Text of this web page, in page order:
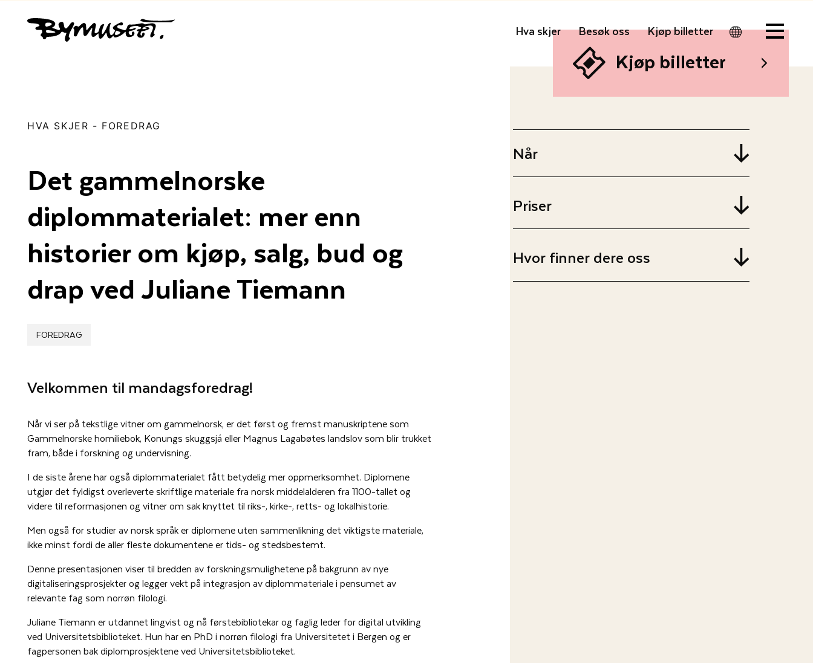
Hva skjer Besøk oss Kjøp billetter
Men
Kjøp billetter
HVA SKJER - FOREDRAG
Det gammelnorske
diplommaterialet: mer enn
historier om kjøp, salg, bud og
drap ved Juliane Tiemann
FOREDRAG
Velkommen til mandagsforedrag!
Når vi ser på tekstlige vitner om gammelnorsk, er det først og fremst manuskriptene som
Gammelnorske homiliebok, Konungs skuggsjá eller Magnus Lagabøtes landslov som blir trukket
fram, både i forskning og undervisning.
I de siste årene har også diplommaterialet fått betydelig mer oppmerksomhet. Diplomene
utgjør det fyldigst overleverte skriftlige materiale fra norsk middelalderen fra 1100-tallet og
videre til reformasjonen og vitner om sak knyttet til riks-, kirke-, retts- og lokalhistorie.
Men også for studier av norsk språk er diplomene uten sammenlikning det viktigste materiale,
ikke minst fordi de aller fleste dokumentene er tids- og stedsbestemt.
Denne presentasjonen viser til bredden av forskningsmulighetene på bakgrunn av nye
digitaliseringsprosjekter og legger vekt på integrasjon av diplommateriale i pensumet av
relevante fag som norrøn filologi.
Juliane Tiemann er utdannet lingvist og nå førstebibliotekar og faglig leder for digital utvikling
ved Universitetsbiblioteket. Hun har en PhD i norrøn filologi fra Universitetet i Bergen og er
fagpersonen bak diplomprosjektene ved Universitetsbiblioteket.
Når
Priser
Hvor finner dere oss